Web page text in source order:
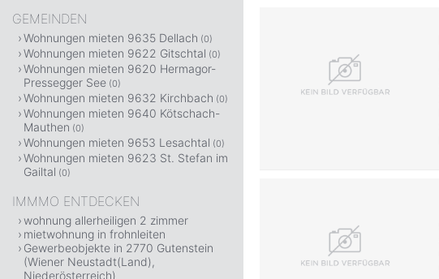
GEMEINDEN
Wohnungen mieten 9635 Dellach (0)
Wohnungen mieten 9622 Gitschtal (0)
Wohnungen mieten 9620 Hermagor-
Pressegger See (0)
Wohnungen mieten 9632 Kirchbach (0)
Wohnungen mieten 9640 Kötschach-
Mauthen (0)
Wohnungen mieten 9653 Lesachtal (0)
Wohnungen mieten 9623 St. Stefan im
Gailtal (0)
IMMMO ENTDECKEN
wohnung allerheiligen 2 zimmer
mietwohnung in frohnleiten
Gewerbeobjekte in 2770 Gutenstein
(Wiener Neustadt(Land),
Niederösterreich)